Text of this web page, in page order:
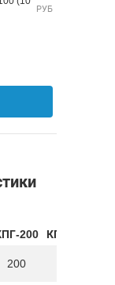
РУБ
200 КПГ-25
200